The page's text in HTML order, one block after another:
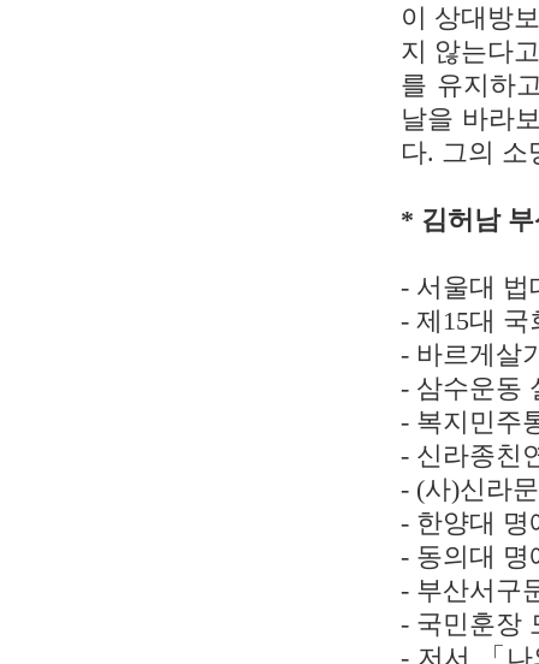
이 상대방
지 않는다
를 유지하
날을 바라
다. 그의 소
* 김허남
- 서울대 법
- 제15대 국
- 바르게살
- 삼수운동
- 복지민주
- 신라종친
- (사)신라
- 한양대 명
- 동의대 명
- 부산서구
- 국민훈장
- 저서 「